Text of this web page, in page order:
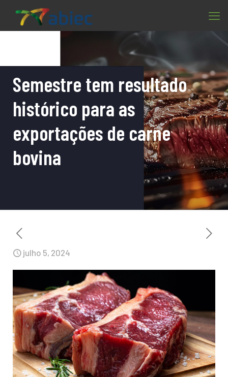
Semestre tem resultado
histórico para as
exportações de carne
bovina
julho 5, 2024